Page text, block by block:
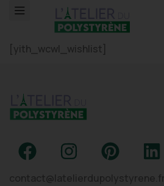
[yith_wcwl_wishlist]
contact@latelierdupolystyrene.fr